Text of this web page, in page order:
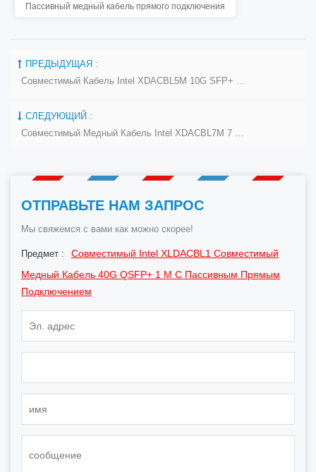
Пассивный медный кабель прямого подключения
ПРЕДЫДУЩАЯ :
СЛЕДУЮЩИЙ :
ОТПРАВЬТЕ НАМ ЗАПРОС
Мы свяжемся с вами как можно скорее!
Предмет :
Совместимый Intel XLDACBL1 Совместимый
Медный Кабель 40G QSFP+ 1 М С Пассивным Прямым
Подключением